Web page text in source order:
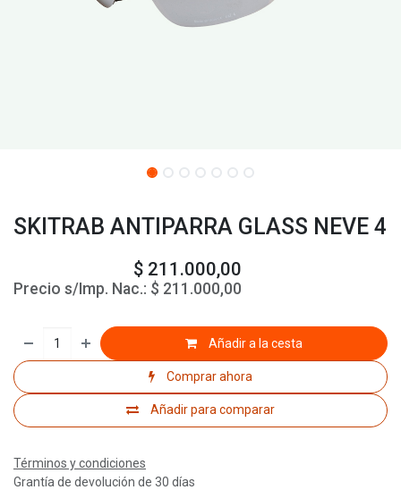
SKITRAB ANTIPARRA GLASS NEVE 4
$ 211.000,00
Precio s/Imp. Nac.: $ 211.000,00
Añadir a la cesta
Comprar ahora
Añadir para comparar
Términos y condiciones
Grantía de devolución de 30 días